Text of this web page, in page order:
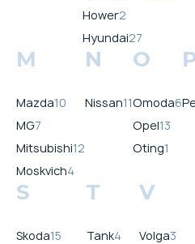
Hower2
Hyundai27
M
Mazda10
MG7
Mitsubishi12
Moskvich4
N
Nissan11
O
Omoda6
Opel13
Oting1
S
Skoda15
T
Tank4
V
Volga3